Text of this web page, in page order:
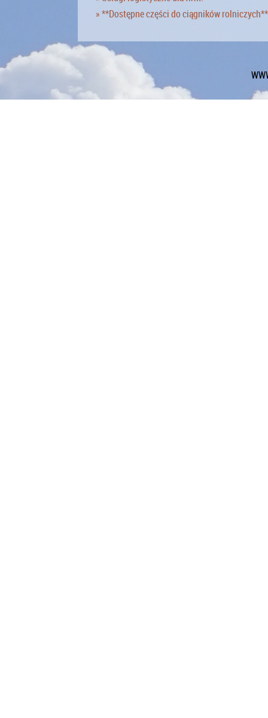
» **Dostępne części do ciągników rolniczych**